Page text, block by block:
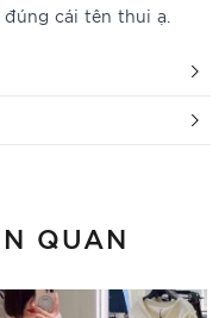
cái tên thui ạ.
QUAN